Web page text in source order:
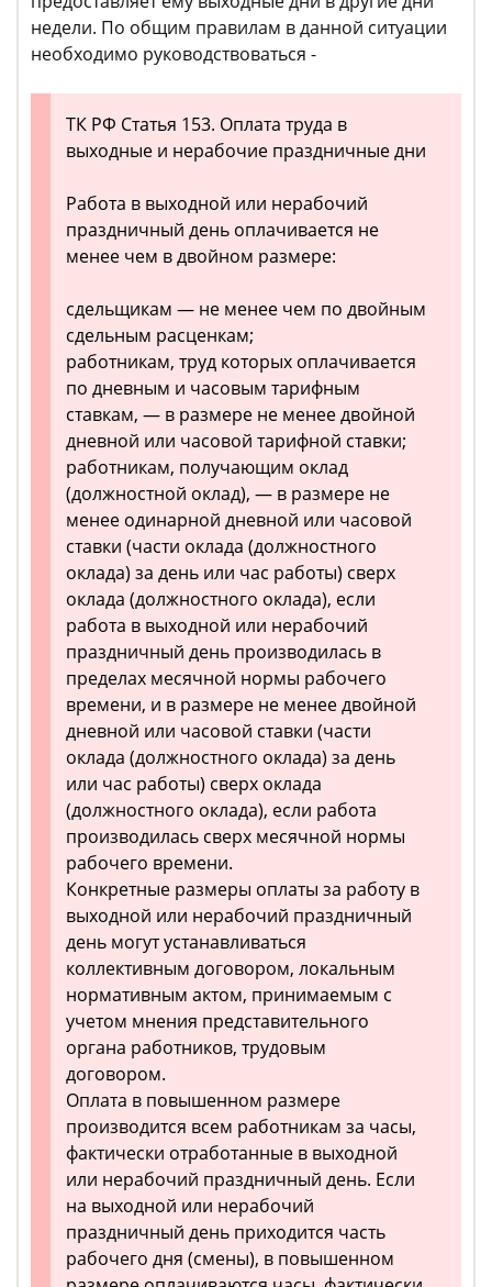
недели. По общим правилам в данной ситуации
необходимо руководствоваться -
ТК РФ Статья 153. Оплата труда в
выходные и нерабочие праздничные дни
Работа в выходной или нерабочий
праздничный день оплачивается не
менее чем в двойном размере:
сдельщикам — не менее чем по двойным
сдельным расценкам;
работникам, труд которых оплачивается
по дневным и часовым тарифным
ставкам, — в размере не менее двойной
дневной или часовой тарифной ставки;
работникам, получающим оклад
(должностной оклад), — в размере не
менее одинарной дневной или часовой
ставки (части оклада (должностного
оклада) за день или час работы) сверх
оклада (должностного оклада), если
работа в выходной или нерабочий
праздничный день производилась в
пределах месячной нормы рабочего
времени, и в размере не менее двойной
дневной или часовой ставки (части
оклада (должностного оклада) за день
или час работы) сверх оклада
(должностного оклада), если работа
производилась сверх месячной нормы
рабочего времени.
Конкретные размеры оплаты за работу в
выходной или нерабочий праздничный
день могут устанавливаться
коллективным договором, локальным
нормативным актом, принимаемым с
учетом мнения представительного
органа работников, трудовым
договором.
Оплата в повышенном размере
производится всем работникам за часы,
фактически отработанные в выходной
или нерабочий праздничный день. Если
на выходной или нерабочий
праздничный день приходится часть
рабочего дня (смены), в повышенном